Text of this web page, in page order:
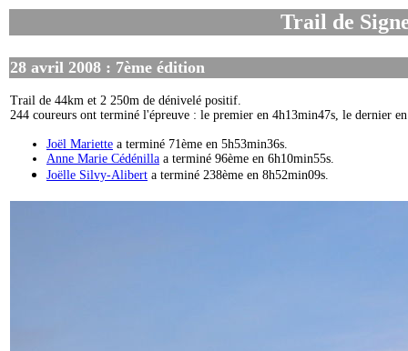
Trail de
28 avril 2008 : 7ème édition
Trail de 44km et 2 250m de dénivelé positif.
244 coureurs ont terminé l'épreuve : le premier en 4h13min47s, le dernier
Joël Mariette a terminé 71ème en 5h53min36s.
Anne Marie Cédénilla a terminé 96ème en 6h10min55s.
Joëlle Silvy-Alibert a terminé 238ème en 8h52min09s.